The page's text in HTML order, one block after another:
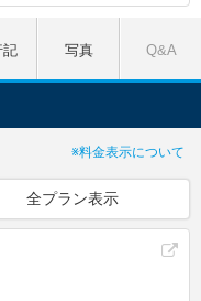
記 写真 Q&A
※料金表示について
全プラン表示